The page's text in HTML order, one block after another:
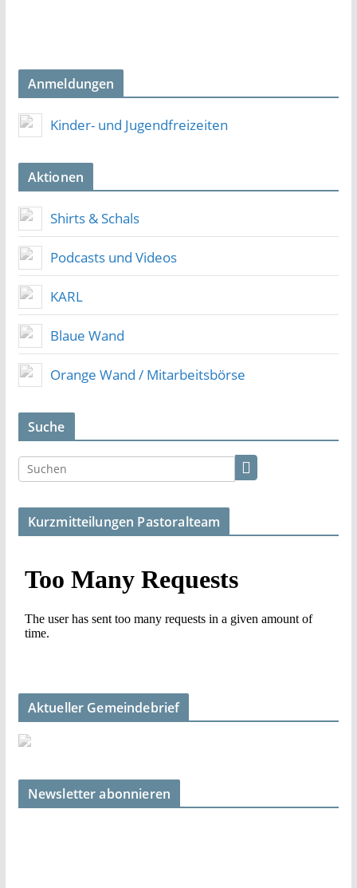
Anmeldungen
Kinder- und Jugendfreizeiten
Aktionen
Shirts & Schals
Podcasts und Videos
KARL
Blaue Wand
Orange Wand / Mitarbeitsbörse
Suche
Kurzmitteilungen Pastoralteam
Aktueller Gemeindebrief
Newsletter abonnieren